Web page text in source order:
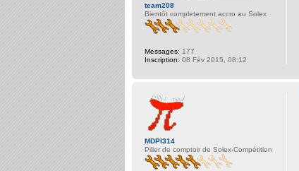
team208
Bientôt completement accro au Solex
Messages: 177
Inscription: 08 Fév 2015, 08:12
MDPI314
Pilier de comptoir de Solex-Compétition